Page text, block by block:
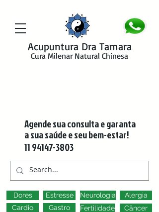
Acupuntura Dra Tamara
Cura Milenar Natural Chinesa
Agende sua consulta e garanta
a sua saúde e seu bem-estar!
11 94147-3803
Dores
Cardio
Estresse
Gastro
Neurologia
Fertilidade
Alergia
Câncer